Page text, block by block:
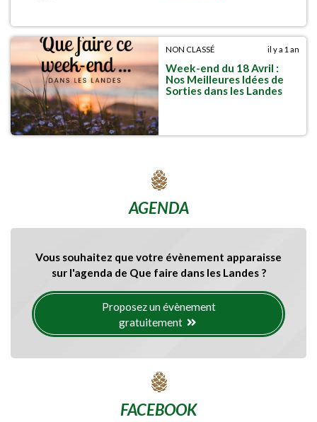
NON CLASSÉ il y a 1 an
Week-end du 18 Avril :
Nos Meilleures Idées de
Sorties dans les Landes
AGENDA
Vous souhaitez que votre évènement apparaisse
sur l'agenda de Que faire dans les Landes ?
Proposez un évènement
gratuitement
FACEBOOK